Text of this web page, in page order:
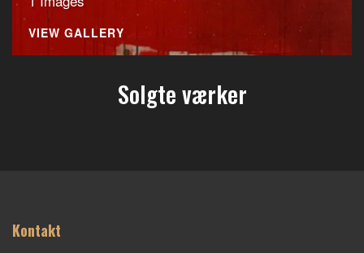
VIEW GALLERY
Solgte værker
Kontakt